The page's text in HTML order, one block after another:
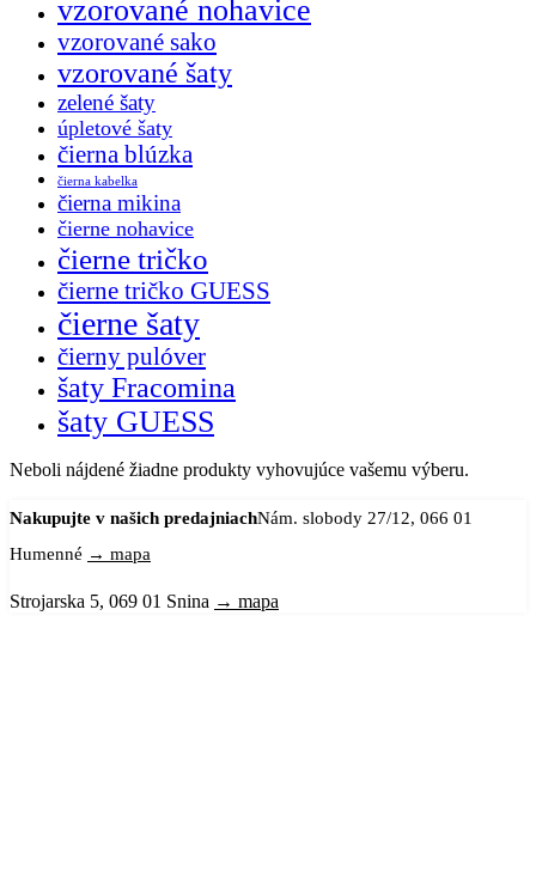
vzorované nohavice
vzorované sako
vzorované šaty
zelené šaty
úpletové šaty
čierna blúzka
čierna kabelka
čierna mikina
čierne nohavice
čierne tričko
čierne tričko GUESS
čierne šaty
čierny pulóver
šaty Fracomina
šaty GUESS
Neboli nájdené žiadne produkty vyhovujúce vašemu výberu.
Nakupujte v našich predajniachNám. slobody 27/12, 066 01
Humenné → mapa
Strojarska 5, 069 01 Snina → mapa